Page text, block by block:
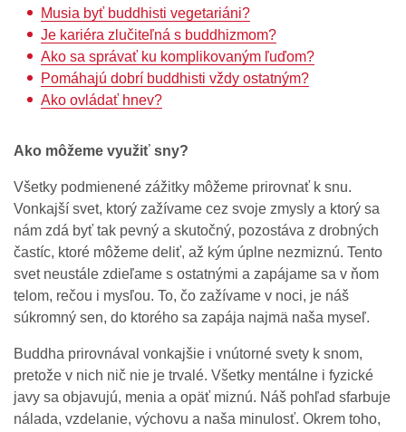
Musia byť buddhisti vegetariáni?
Je kariéra zlučiteľná s buddhizmom?
Ako sa správať ku komplikovaným ľuďom?
Pomáhajú dobrí buddhisti vždy ostatným?
Ako ovládať hnev?
Ako môžeme využiť sny?
Všetky podmienené zážitky môžeme prirovnať k snu.
Vonkajší svet, ktorý zažívame cez svoje zmysly a ktorý sa
nám zdá byť tak pevný a skutočný, pozostáva z drobných
častíc, ktoré môžeme deliť, až kým úplne nezmiznú. Tento
svet neustále zdieľame s ostatnými a zapájame sa v ňom
telom, rečou i mysľou. To, čo zažívame v noci, je náš
súkromný sen, do ktorého sa zapája najmä naša myseľ.
Buddha prirovnával vonkajšie i vnútorné svety k snom,
pretože v nich nič nie je trvalé. Všetky mentálne i fyzické
javy sa objavujú, menia a opäť miznú. Náš pohľad sfarbuje
nálada, vzdelanie, výchovu a naša minulosť. Okrem toho,